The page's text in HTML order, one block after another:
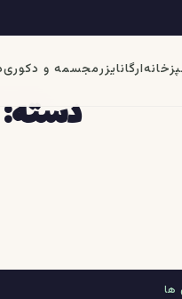
ارگانایزرمجسمه و دکوری
ها